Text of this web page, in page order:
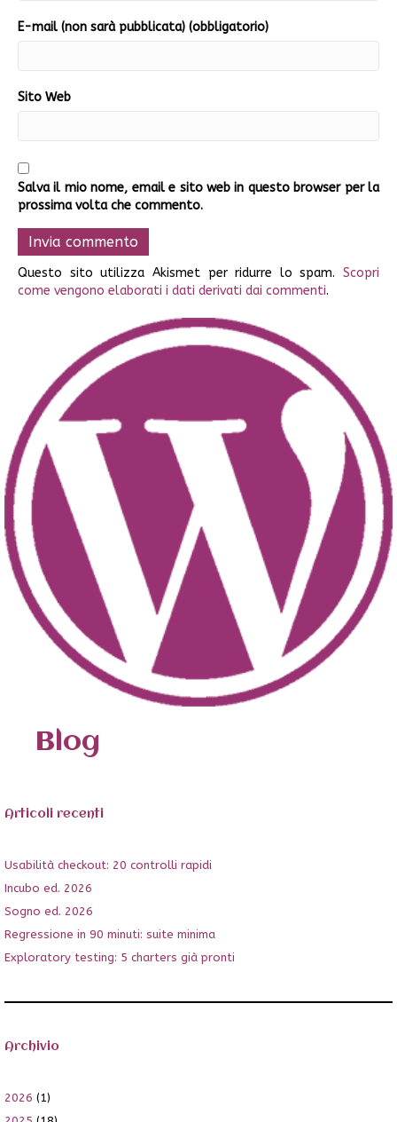
E-mail (non sarà pubblicata) (obbligatorio)
Sito Web
Salva il mio nome, email e sito web in questo browser per la
prossima volta che commento.
Questo sito utilizza Akismet per ridurre lo spam. Scopri
come vengono elaborati i dati derivati dai commenti.
Blog
Articoli recenti
Usabilità checkout: 20 controlli rapidi
Incubo ed. 2026
Sogno ed. 2026
Regressione in 90 minuti: suite minima
Exploratory testing: 5 charters già pronti
Archivio
2026 (1)